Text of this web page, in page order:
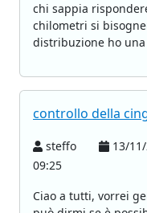
chi sappia
chilometri si
distribuzione ho
controllo della
steffo 13/11/
09:25
Ciao a tutti, vorrei